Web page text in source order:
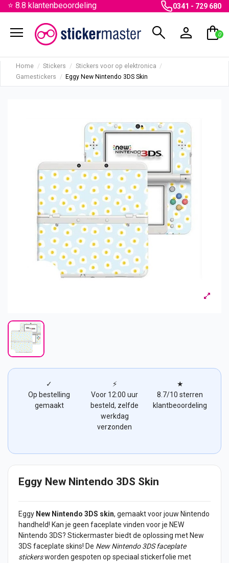
⭐ 8.8 klantenbeoordeling 0341 - 729 680
menu search person shopping_bag
0
Home Stickers
Stickers voor op elektronica
Gamestickers
Eggy New Nintendo 3DS Skin
✓
Op bestelling
gemaakt
⚡
Voor 12:00 uur
besteld, zelfde
werkdag
verzonden
★
8.7/10 sterren
klantbeoordeling
Eggy New Nintendo 3DS Skin
Eggy New Nintendo 3DS skin, gemaakt voor jouw Nintendo
handheld! Kan je geen faceplate vinden voor je NEW
Nintendo 3DS? Stickermaster biedt de oplossing met New
3DS faceplate skins! De New Nintendo 3DS faceplate
stickersworden gespoten op speciaal stickerfolie met